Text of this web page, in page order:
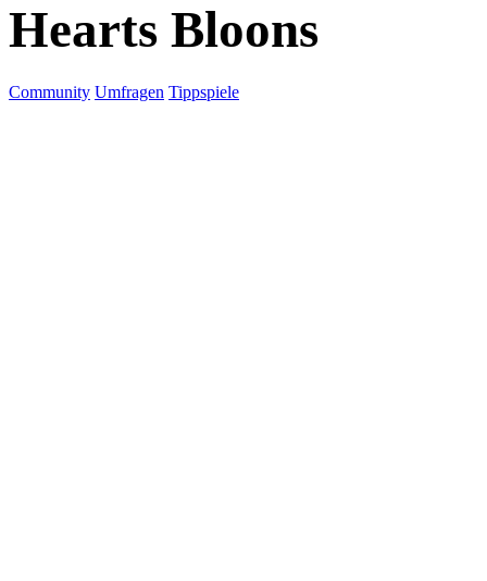
Hearts Bloons
Community Umfragen Tippspiele